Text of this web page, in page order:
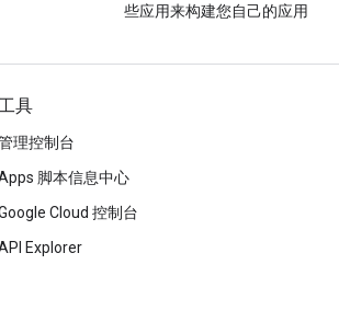
些应用来构建您自己的应用
具
理控制台
脚本信息中心
Cloud 控制台
Explorer